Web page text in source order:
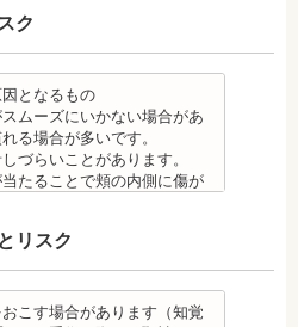
るパッチテストなどをうけ
たあとに、皮膚や口腔の粘
きた場合は、速やかに歯科
ださい。
い箇所に十分なスペースが
とすることもあります。健
する場合もあります。
射を行います。麻酔薬の中
こともあります。臓や血圧
いものを飲んだりしてもわか
たることで頬の内側に傷が
たり、歯の移動に伴う痛み
ので、必要に応じワックス
の対処策を行う場合があり
後や、ワイヤーを交換した
がありますが、数日でおさ
た、冷たいものを飲んだと
。
まな金属素材が使用されて
ーのある方、不安がある方
ク
となるもの
ムーズにいかない場合があ
る場合が多いです。
づらいことがあります。
たることで頬の内側に傷が
の対処策を行う場合があり
後や、ワイヤーを交換した
がありますが、数日でおさ
リスク
こす場合があります（知覚